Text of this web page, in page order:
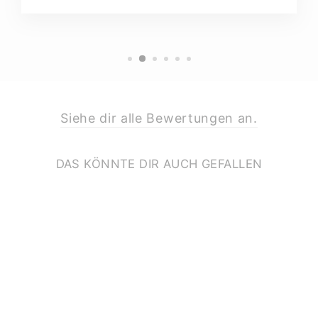
Siehe dir alle Bewertungen an.
DAS KÖNNTE DIR AUCH GEFALLEN